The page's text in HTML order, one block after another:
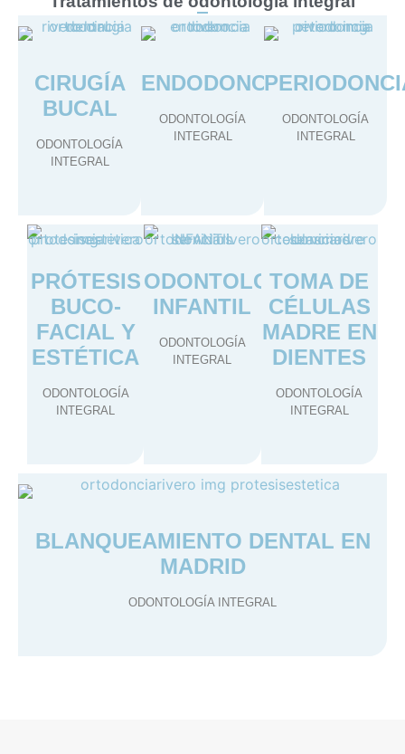
CIRUGÍA
BUCAL
ODONTOLOGÍA
INTEGRAL
ENDODONCIA
ODONTOLOGÍA
INTEGRAL
ODONTOLOGÍA
INTEGRAL
PRÓTESIS
BUCO-
FACIAL Y
ESTÉTICA
ODONTOLOGÍA
INTEGRAL
ODONTOLOGÍA
INFANTIL
ODONTOLOGÍA
INTEGRAL
TOMA DE
CÉLULAS
MADRE EN
DIENTES
ODONTOLOGÍA
INTEGRAL
BLANQUEAMIENTO DENTAL EN
MADRID
ODONTOLOGÍA INTEGRAL